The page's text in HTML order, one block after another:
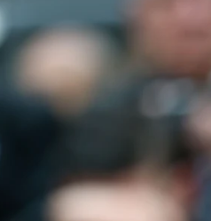
Así descubrió Quentin